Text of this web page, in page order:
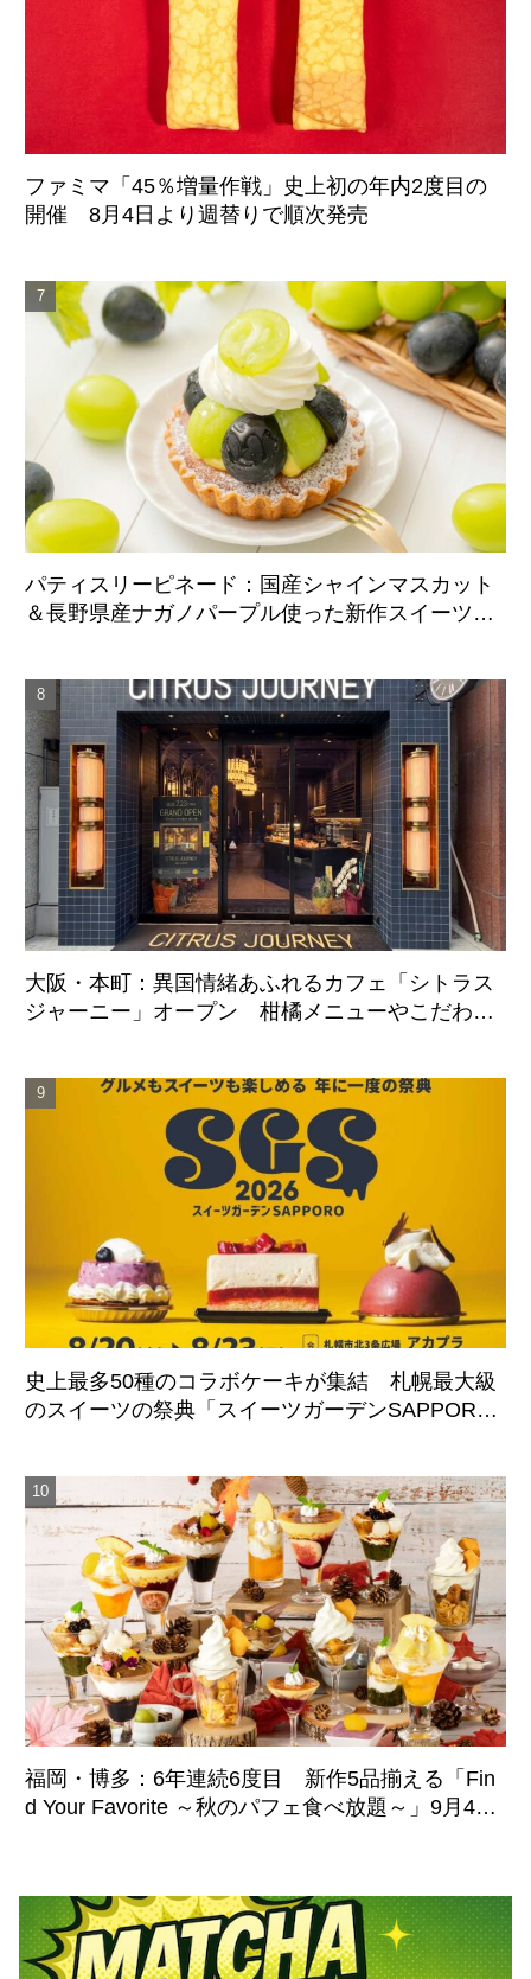
ファミマ「45％増量作戦」史上初の年内2度目の
開催 8月4日より週替りで順次発売
パティスリーピネード：国産シャインマスカット
＆長野県産ナガノパープル使った新作スイーツ、9
大阪・本町：異国情緒あふれるカフェ「シトラス
ジャーニー」オープン 柑橘メニューやこだわり
史上最多50種のコラボケーキが集結 札幌最大級
のスイーツの祭典「スイーツガーデンSAPPORO2
福岡・博多：6年連続6度目 新作5品揃える「Fin
d Your Favorite ～秋のパフェ食べ放題～」9月4日